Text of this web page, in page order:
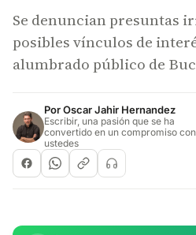
Se denuncian presuntas
posibles vínculos de
alumbrado público de
PorOscar Jahir Hernandez
Escribir, una pasión que se ha
convertido en un compromiso con
ustedes